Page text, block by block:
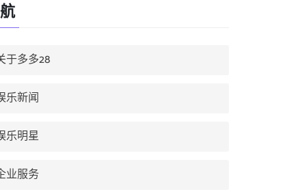
于多多28
乐新闻
乐明星
业服务